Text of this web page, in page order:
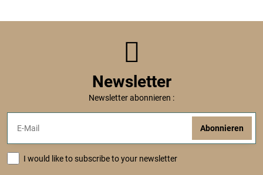
Newsletter
Newsletter abonnieren :
Abonnieren
I would like to subscribe to your newsletter